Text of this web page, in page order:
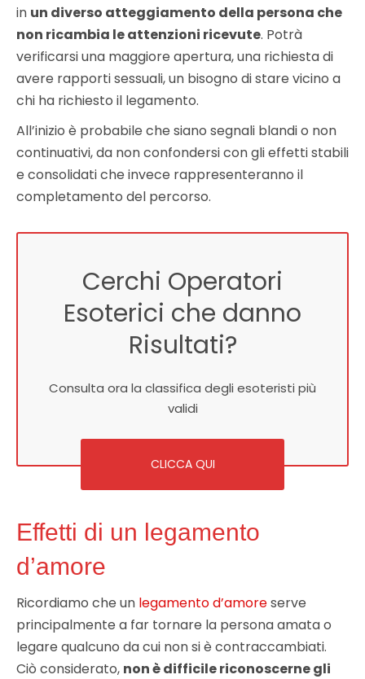
in un diverso atteggiamento della persona che
non ricambia le attenzioni ricevute. Potrà
verificarsi una maggiore apertura, una richiesta di
avere rapporti sessuali, un bisogno di stare vicino a
chi ha richiesto il legamento.
All’inizio è probabile che siano segnali blandi o non
continuativi, da non confondersi con gli effetti stabili
e consolidati che invece rappresenteranno il
completamento del percorso.
Cerchi Operatori
Esoterici che danno
Risultati?
Consulta ora la classifica degli esoteristi più
validi
CLICCA QUI
Effetti di un legamento
d’amore
Ricordiamo che un legamento d’amoreserve
principalmente a far tornare la persona amata o
legare qualcuno da cui non si è contraccambiati.
Ciò considerato, non è difficile riconoscerne gli